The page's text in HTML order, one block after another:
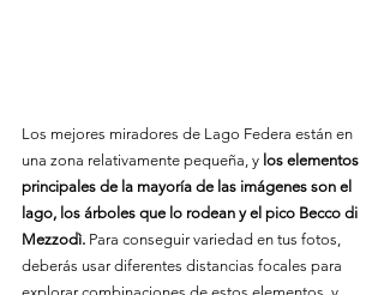
Los mejores miradores de Lago Federa están en
una zona relativamente pequeña, y los elementos
principales de la mayoría de las imágenes son el
lago, los árboles que lo rodean y el pico Becco di
Mezzodì. Para conseguir variedad en tus fotos,
deberás usar diferentes distancias focales para